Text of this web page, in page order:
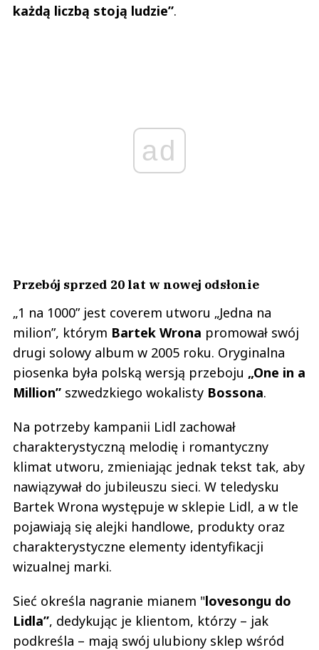
każdą liczbą stoją ludzie”.
ad
Przebój sprzed 20 lat w nowej odsłonie
„1 na 1000” jest coverem utworu „Jedna na
milion”, którym Bartek Wrona promował swój
drugi solowy album w 2005 roku. Oryginalna
piosenka była polską wersją przeboju „One in a
Million” szwedzkiego wokalisty Bossona.
Na potrzeby kampanii Lidl zachował
charakterystyczną melodię i romantyczny
klimat utworu, zmieniając jednak tekst tak, aby
nawiązywał do jubileuszu sieci. W teledysku
Bartek Wrona występuje w sklepie Lidl, a w tle
pojawiają się alejki handlowe, produkty oraz
charakterystyczne elementy identyfikacji
wizualnej marki.
Sieć określa nagranie mianem "lovesongu do
Lidla”, dedykując je klientom, którzy – jak
podkreśla – mają swój ulubiony sklep wśród